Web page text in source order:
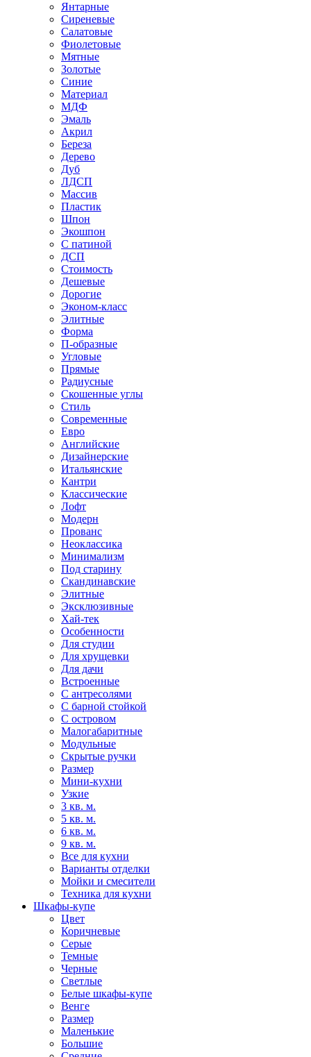
Янтарные
Сиреневые
Салатовые
Фиолетовые
Мятные
Золотые
Синие
Материал
МДФ
Эмаль
Акрил
Береза
Дерево
Дуб
ЛДСП
Массив
Пластик
Шпон
Экошпон
С патиной
ДСП
Стоимость
Дешевые
Дорогие
Эконом-класс
Элитные
Форма
П-образные
Угловые
Прямые
Радиусные
Скошенные углы
Стиль
Современные
Евро
Английские
Дизайнерские
Итальянские
Кантри
Классические
Лофт
Модерн
Прованс
Неоклассика
Минимализм
Под старину
Скандинавские
Элитные
Эксклюзивные
Хай-тек
Особенности
Для студии
Для хрущевки
Для дачи
Встроенные
С антресолями
С барной стойкой
С островом
Малогабаритные
Модульные
Скрытые ручки
Размер
Мини-кухни
Узкие
3 кв. м.
5 кв. м.
6 кв. м.
9 кв. м.
Все для кухни
Варианты отделки
Мойки и смесители
Техника для кухни
Шкафы-купе
Цвет
Коричневые
Серые
Темные
Черные
Светлые
Белые шкафы-купе
Венге
Размер
Маленькие
Большие